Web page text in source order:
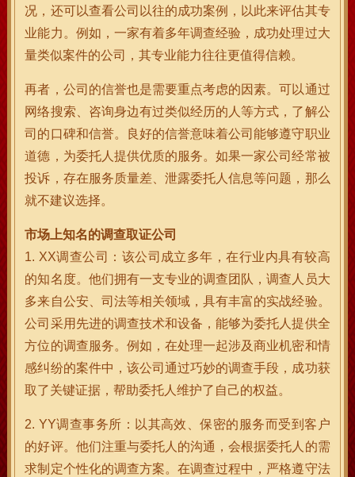
况，还可以查看公司以往的成功案例，以此来评估其专
业能力。例如，一家有着多年调查经验，成功处理过大
量类似案件的公司，其专业能力往往更值得信赖。
再者，公司的信誉也是需要重点考虑的因素。可以通过
网络搜索、咨询身边有过类似经历的人等方式，了解公
司的口碑和信誉。良好的信誉意味着公司能够遵守职业
道德，为委托人提供优质的服务。如果一家公司经常被
投诉，存在服务质量差、泄露委托人信息等问题，那么
就不建议选择。
市场上知名的调查取证公司
1. XX调查公司：该公司成立多年，在行业内具有较高
的知名度。他们拥有一支专业的调查团队，调查人员大
多来自公安、司法等相关领域，具有丰富的实战经验。
公司采用先进的调查技术和设备，能够为委托人提供全
方位的调查服务。例如，在处理一起涉及商业机密和情
感纠纷的案件中，该公司通过巧妙的调查手段，成功获
取了关键证据，帮助委托人维护了自己的权益。
2. YY调查事务所：以其高效、保密的服务而受到客户
的好评。他们注重与委托人的沟通，会根据委托人的需
求制定个性化的调查方案。在调查过程中，严格遵守法